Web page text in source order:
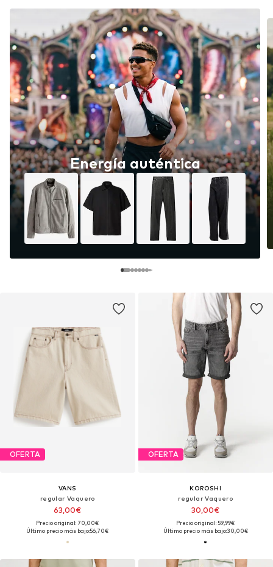
OFERTA
VANS
regular Vaquero
63,00€
Precio original: 70,00€
Último precio más bajo:56,70€
Energía auténtica
OFERTA
KOROSHI
regular Vaquero
30,00€
Precio original: 59,99€
Último precio más bajo:30,00€